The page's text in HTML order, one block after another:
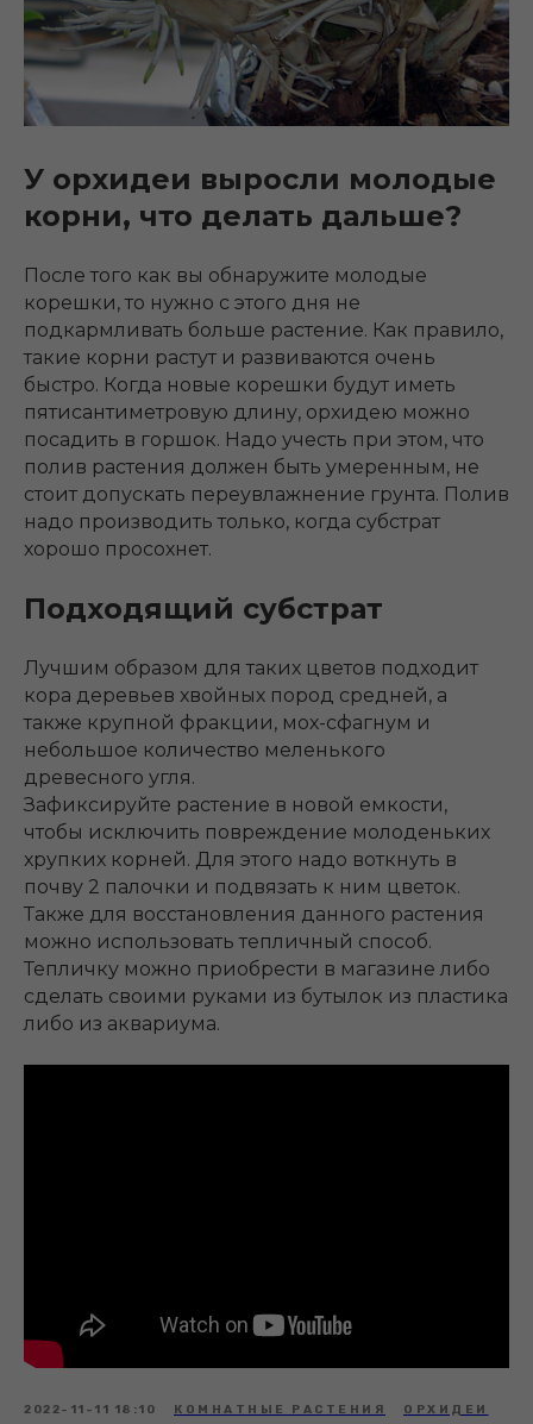
У орхидеи выросли молодые
корни, что делать дальше?
После того как вы обнаружите молодые
корешки, то нужно с этого дня не
подкармливать больше растение. Как правило,
такие корни растут и развиваются очень
быстро. Когда новые корешки будут иметь
пятисантиметровую длину, орхидею можно
посадить в горшок. Надо учесть при этом, что
полив растения должен быть умеренным, не
стоит допускать переувлажнение грунта. Полив
надо производить только, когда субстрат
хорошо просохнет.
Подходящий субстрат
Лучшим образом для таких цветов подходит
кора деревьев хвойных пород средней, а
также крупной фракции, мох-сфагнум и
небольшое количество меленького
древесного угля.
Зафиксируйте растение в новой емкости,
чтобы исключить повреждение молоденьких
хрупких корней. Для этого надо воткнуть в
почву 2 палочки и подвязать к ним цветок.
Также для восстановления данного растения
можно использовать тепличный способ.
Тепличку можно приобрести в магазине либо
сделать своими руками из бутылок из пластика
либо из аквариума.
2022-11-11 18:10 КОМНАТНЫЕ РАСТЕНИЯ ОРХИДЕИ